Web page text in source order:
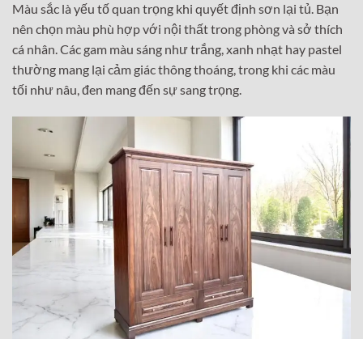
Màu sắc là yếu tố quan trọng khi quyết định sơn lại tủ. Bạn
nên chọn màu phù hợp với nội thất trong phòng và sở thích
cá nhân. Các gam màu sáng như trắng, xanh nhạt hay pastel
thường mang lại cảm giác thông thoáng, trong khi các màu
tối như nâu, đen mang đến sự sang trọng.